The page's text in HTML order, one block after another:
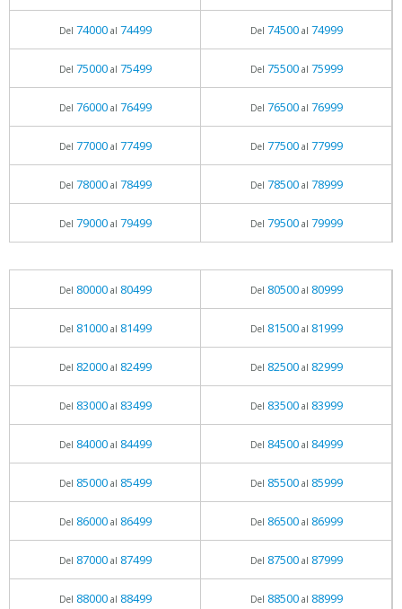
Del 74000al 74499 Del 74500al 74999
Del 75000al 75499 Del 75500al 75999
Del 76000al 76499 Del 76500al 76999
Del 77000al 77499 Del 77500al 77999
Del 78000al 78499 Del 78500al 78999
Del 79000al 79499 Del 79500al 79999
Del 80000al 80499 Del 80500al 80999
Del 81000al 81499 Del 81500al 81999
Del 82000al 82499 Del 82500al 82999
Del 83000al 83499 Del 83500al 83999
Del 84000al 84499 Del 84500al 84999
Del 85000al 85499 Del 85500al 85999
Del 86000al 86499 Del 86500al 86999
Del 87000al 87499 Del 87500al 87999
Del 88000al 88499 Del 88500al 88999